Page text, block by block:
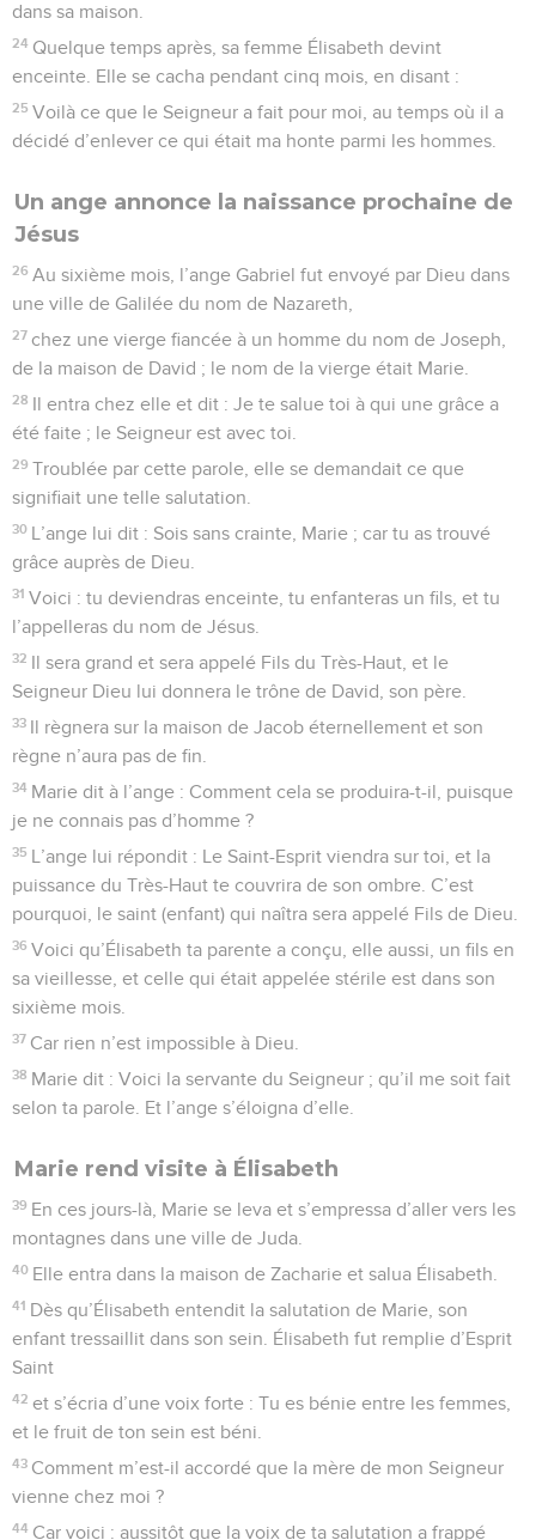
dans sa maison.
24 Quelque temps après, sa femme Élisabeth devint
enceinte. Elle se cacha pendant cinq mois, en disant :
25 Voilà ce que le Seigneur a fait pour moi, au temps où il a
décidé d’enlever ce qui était ma honte parmi les hommes.
Un ange annonce la naissance prochaine de
Jésus
26 Au sixième mois, l’ange Gabriel fut envoyé par Dieu dans
une ville de Galilée du nom de Nazareth,
27 chez une vierge fiancée à un homme du nom de Joseph,
de la maison de David ; le nom de la vierge était Marie.
28 Il entra chez elle et dit : Je te salue toi à qui une grâce a
été faite ; le Seigneur est avec toi.
29 Troublée par cette parole, elle se demandait ce que
signifiait une telle salutation.
30 L’ange lui dit : Sois sans crainte, Marie ; car tu as trouvé
grâce auprès de Dieu.
31 Voici : tu deviendras enceinte, tu enfanteras un fils, et tu
l’appelleras du nom de Jésus.
32 Il sera grand et sera appelé Fils du Très-Haut, et le
Seigneur Dieu lui donnera le trône de David, son père.
33 Il règnera sur la maison de Jacob éternellement et son
règne n’aura pas de fin.
34 Marie dit à l’ange : Comment cela se produira-t-il, puisque
je ne connais pas d’homme ?
35 L’ange lui répondit : Le Saint-Esprit viendra sur toi, et la
puissance du Très-Haut te couvrira de son ombre. C’est
pourquoi, le saint (enfant) qui naîtra sera appelé Fils de Dieu.
36 Voici qu’Élisabeth ta parente a conçu, elle aussi, un fils en
sa vieillesse, et celle qui était appelée stérile est dans son
sixième mois.
37 Car rien n’est impossible à Dieu.
38 Marie dit : Voici la servante du Seigneur ; qu’il me soit fait
selon ta parole. Et l’ange s’éloigna d’elle.
Marie rend visite à Élisabeth
39 En ces jours-là, Marie se leva et s’empressa d’aller vers les
montagnes dans une ville de Juda.
40 Elle entra dans la maison de Zacharie et salua Élisabeth.
41 Dès qu’Élisabeth entendit la salutation de Marie, son
enfant tressaillit dans son sein. Élisabeth fut remplie d’Esprit
Saint
42 et s’écria d’une voix forte : Tu es bénie entre les femmes,
et le fruit de ton sein est béni.
43 Comment m’est-il accordé que la mère de mon Seigneur
vienne chez moi ?
44 Car voici : aussitôt que la voix de ta salutation a frappé